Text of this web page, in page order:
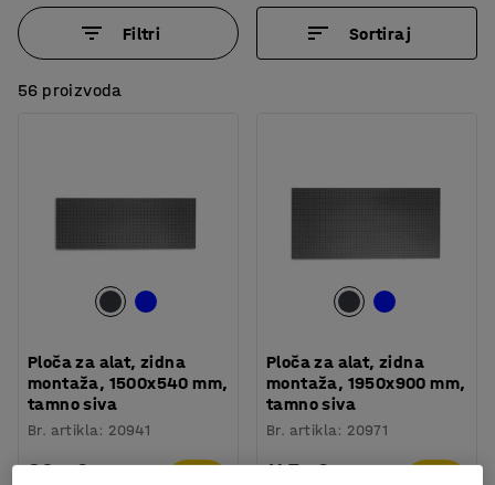
Filtri Sortiraj
56 proizvoda
Ploča za alat, zidna
montaža, 1500x540 mm,
tamno siva
Br. artikla: 20941
80,- €
Ploča za alat, zidna
montaža, 1950x900 mm,
tamno siva
Br. artikla: 20971
147,- €